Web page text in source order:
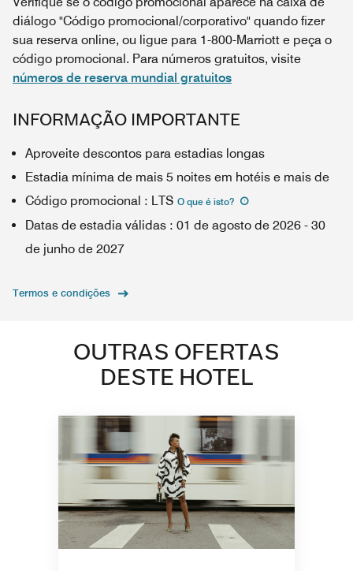
diálogo "Código promocional/corporativo" quando fizer
sua reserva online, ou ligue para 1-800-Marriott e peça o
código promocional. Para números gratuitos, visite
números de reserva mundial gratuitos
INFORMAÇÃO IMPORTANTE
Aproveite descontos para estadias longas
Estadia mínima de mais 5 noites em hotéis e mais de
Código promocional : LTS O que é isto?
Datas de estadia válidas : 01 de agosto de 2026 - 30
de junho de 2027
Termos e condições
OUTRAS OFERTAS
DESTE HOTEL